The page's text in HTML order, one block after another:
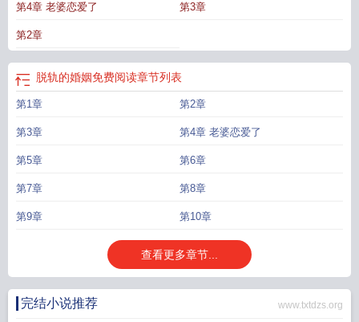
婚姻笑风尘脱轨的婚姻赵大成 脱轨的婚姻知乎
婚姻老婆恋爱了免费阅读
姻妻子的忏悔
第4章 老婆恋爱了 第3章
第2章
脱轨的婚姻免费阅读章节列表
第1章 第2章
第3章 第4章 老婆恋爱了
第5章 第6章
第7章 第8章
第9章 第10章
查看更多章节...
完结小说推荐 www.txtdzs.org